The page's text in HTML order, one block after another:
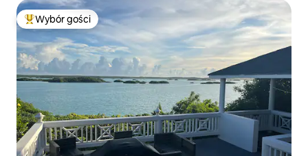
Najpopularniejsze z kategorii Wybór gości
Wybór gości